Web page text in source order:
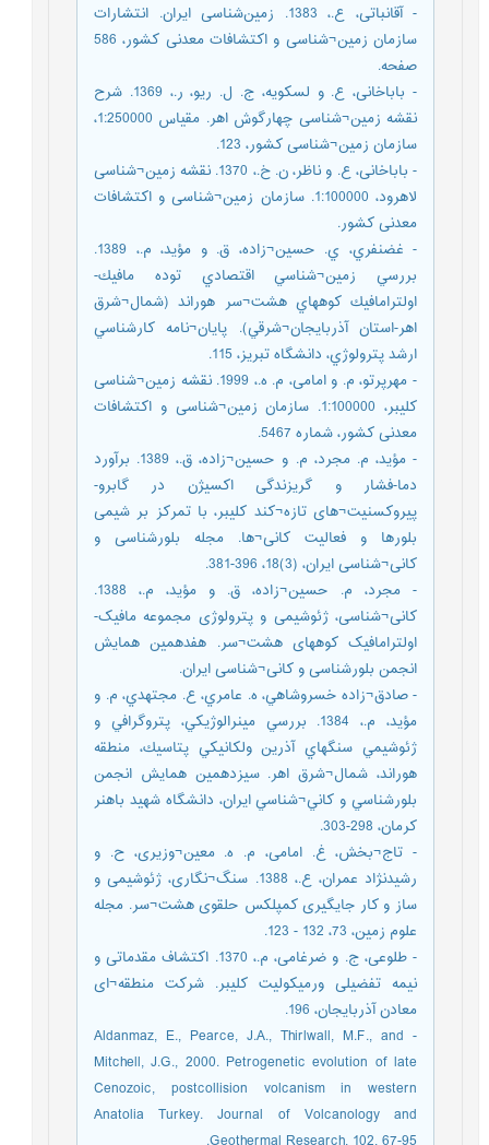
- آقانباتی، ع.، 1383. زمین‌شناسی ایران. انتشارات
سازمان زمین¬شناسی و اکتشافات معدنی کشور، 586
صفحه.
- باباخانی، ع. و لسکویه، ج. ل. ریو، ر.، 1369. شرح
نقشه زمین¬شناسی چهارگوش اهر. مقیاس 1:250000،
سازمان زمین¬شناسی کشور، 123.
- باباخانی، ع. و ناظر، ن. خ.، 1370. نقشه زمین¬شناسی
لاهرود، 1:100000. سازمان زمین¬شناسی و اکتشافات
معدنی کشور.
- غضنفري، ي. حسین¬زاده، ق. و مؤید، م.، 1389.
بررسي زمين¬شناسي اقتصادي توده مافيك-
اولترامافيك كوههاي هشت¬سر هوراند (شمال¬شرق
اهر-استان آذربايجان¬شرقي). پايان¬نامه كارشناسي
ارشد پترولوژي، دانشگاه تبريز، 115.
- مهرپرتو، م. و امامی، م. ه.، 1999. نقشه زمین¬شناسی
کلیبر، 1:100000. سازمان زمین¬شناسی و اکتشافات
معدنی کشور، شماره 5467.
- مؤید، م. مجرد، م. و حسین¬زاده، ق.، 1389. برآورد
دما-فشار و گریزندگی اکسیژن در گابرو-
پیروکسنیت¬های تازه¬کند کلیبر، با تمرکز بر شیمی
بلورها و فعالیت کانی¬ها. مجله بلورشناسی و
کانی¬شناسی ایران، (3)18، 396-381.
- مجرد، م. حسین¬زاده، ق. و مؤید، م.، 1388.
کانی¬شناسی، ژئوشیمی و پترولوژی مجموعه مافیک-
اولترامافیک کوههای هشت¬سر. هفدهمین همایش
انجمن بلورشناسی و کانی¬شناسی ایران.
- صادق¬زاده خسروشاهي، ه. عامري، ع. مجتهدي، م. و
مؤيد، م.، 1384. بررسي مينرالوژيكي، پتروگرافي و
ژئوشيمي سنگهاي آذرين ولكانيكي پتاسيك، منطقه
هوراند، شمال¬شرق اهر. سيزدهمين همايش انجمن
بلورشناسي و كاني¬شناسي ايران، دانشگاه شهيد باهنر
كرمان، 298-303.
- تاج¬بخش، غ. امامی، م. ه. معین¬وزیری، ح. و
رشیدنژاد عمران، ع.، 1388. سنگ¬نگاری، ژئوشیمی و
ساز و کار جایگیری کمپلکس حلقوی هشت¬سر. مجله
علوم زمین، 73، 132 - 123.
- طلوعی، ج. و ضرغامی، م.، 1370. اکتشاف مقدماتی و
نیمه تفضیلی ورمیکولیت کلیبر. شرکت منطقه¬ای
معادن آذربایجان، 196.
- Aldanmaz, E., Pearce, J.A., Thirlwall, M.F., and
Mitchell, J.G., 2000. Petrogenetic evolution of late
Cenozoic, postcollision volcanism in western
Anatolia Turkey. Journal of Volcanology and